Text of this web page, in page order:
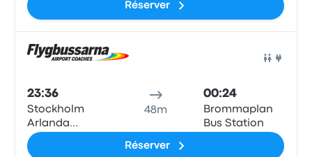
Terminal 3/2,
airport
Réserver
23:36
Stockholm
Arlanda
Airport
Terminal 3/2,
48m
00:24
Brommaplan
Bus Station
Réserver